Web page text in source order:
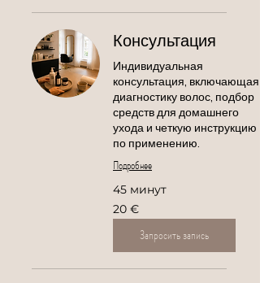
Консультация
Индивидуальная
консультация, включающая
диагностику волос, подбор
средств для домашнего
ухода и четкую инструкцию
по применению.
Подробнее
45 минут
20
евро
20 €
Запросить запись